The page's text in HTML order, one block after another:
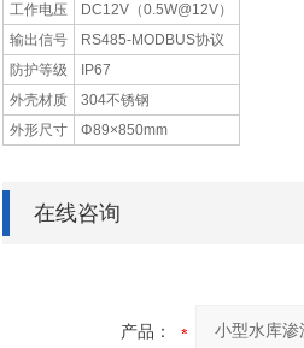
工作电压
DC12V（0.5W@12V）
输出信号
RS485-MODBUS协议
防护等级
IP67
外壳材质
304不锈钢
外形尺寸
Φ89×850mm
在线咨询
产品：